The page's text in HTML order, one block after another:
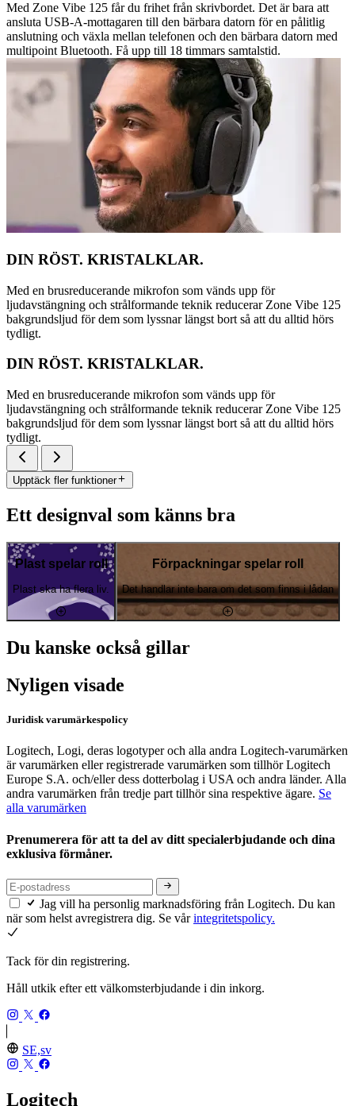
Med Zone Vibe 125 får du frihet från skrivbordet. Det är bara att
ansluta USB-A-mottagaren till den bärbara datorn för en pålitlig
anslutning och växla mellan telefonen och den bärbara datorn med
multipoint Bluetooth. Få upp till 18 timmars samtalstid.
DIN RÖST. KRISTALKLAR.
Med en brusreducerande mikrofon som vänds upp för
ljudavstängning och strålformande teknik reducerar Zone Vibe 125
bakgrundsljud för dem som lyssnar längst bort så att du alltid hörs
tydligt.
DIN RÖST. KRISTALKLAR.
Med en brusreducerande mikrofon som vänds upp för
ljudavstängning och strålformande teknik reducerar Zone Vibe 125
bakgrundsljud för dem som lyssnar längst bort så att du alltid hörs
tydligt.
Upptäck fler funktioner
Ett designval som känns bra
Plast spelar roll
Plast ska ha flera liv.
Förpackningar spelar roll
Det handlar inte bara om det som finns i lådan
Du kanske också gillar
Nyligen visade
Juridisk varumärkespolicy
Logitech, Logi, deras logotyper och alla andra Logitech-varumärken
är varumärken eller registrerade varumärken som tillhör Logitech
Europe S.A. och/eller dess dotterbolag i USA och andra länder. Alla
andra varumärken från tredje part tillhör sina respektive ägare. Se
alla varumärken
Prenumerera för att ta del av ditt specialerbjudande och dina
exklusiva förmåner.
Jag vill ha personlig marknadsföring från Logitech. Du kan
när som helst avregistrera dig. Se vårintegritetspolicy.
Tack för din registrering.
Håll utkik efter ett välkomsterbjudande i din inkorg.
SE,sv
Logitech